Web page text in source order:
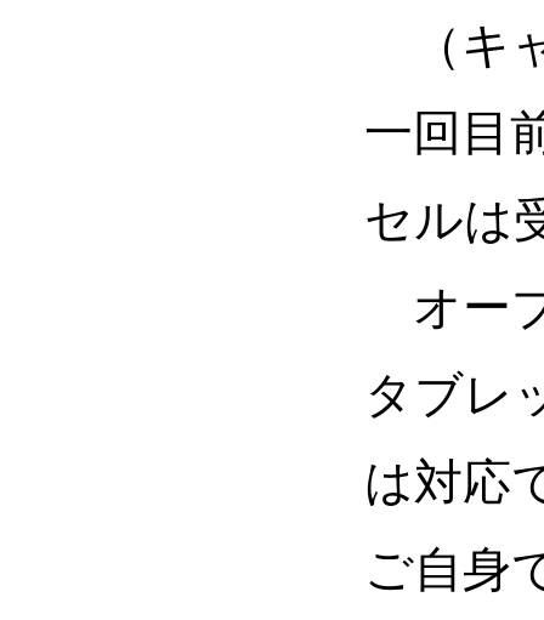
（キ
一回目
セルは
オー
タブレ
は対応
ご自身